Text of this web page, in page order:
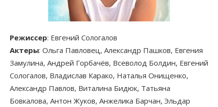
Режиссер: Евгений Сологалов
Актеры: Ольга Павловец, Александр Пашков, Евгения
Замулина, Андрей Горбачёв, Всеволод Болдин, Евгений
Сологалов, Владислав Карако, Наталья Онищенко,
Александр Павлов, Виталина Бидюк, Татьяна
Бовкалова, Антон Жуков, Анжелика Барчан, Эльдар